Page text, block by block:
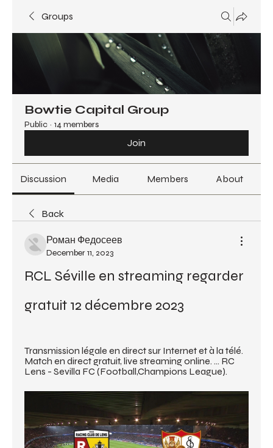
Groups
Bowtie Capital Group
Public · 14 members
Join
Discussion Media Members About
Back
Роман Федосеев
December 11, 2023
RCL Séville en streaming regarder
gratuit 12 décembre 2023
Transmission légale en direct sur Internet et à la télé.
Match en direct gratuit, live streaming online. ... RC
Lens - Sevilla FC (Football,Champions League).